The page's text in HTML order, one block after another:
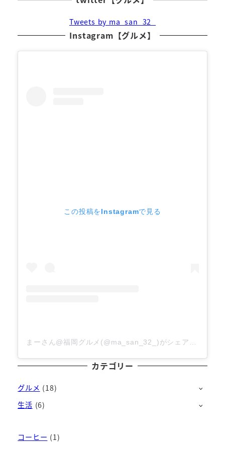
Tweets by ma_san_32_
Instagram【グルメ】
この投稿をInstagramで見る
カテゴリー
グルメ (18)
生活 (6)
コーヒー (1)